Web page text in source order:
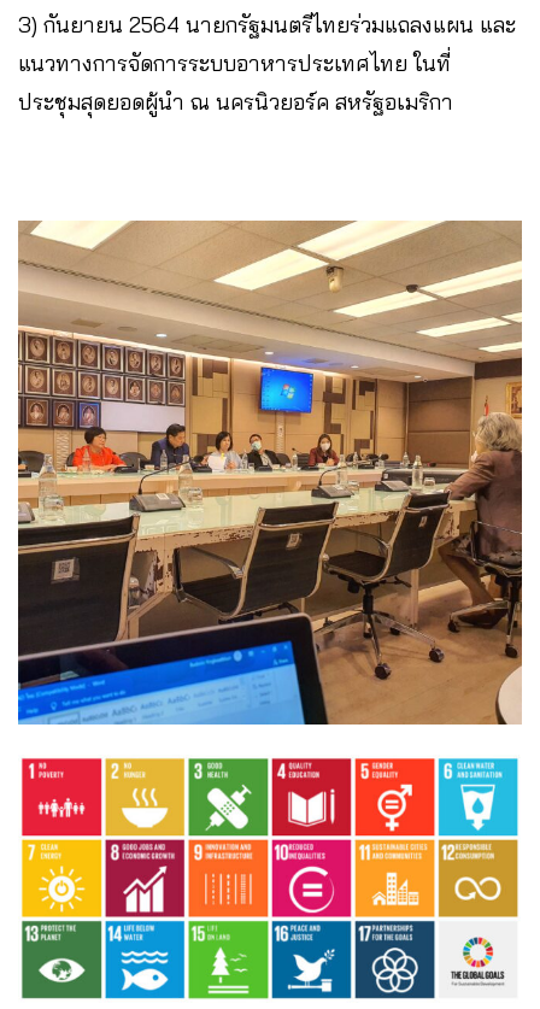
3) กันยายน 2564 นายกรัฐมนตรีไทยร่วมแถลงแผน และ
แนวทางการจัดการระบบอาหารประเทศไทย ในที่
ประชุมสุดยอดผู้นำ ณ นครนิวยอร์ค สหรัฐอเมริกา